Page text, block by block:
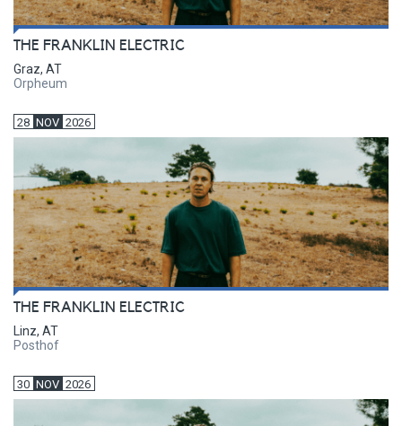
THE FRANKLIN ELECTRIC
Graz, AT
Orpheum
28 NOV 2026
THE FRANKLIN ELECTRIC
Linz, AT
Posthof
30 NOV 2026